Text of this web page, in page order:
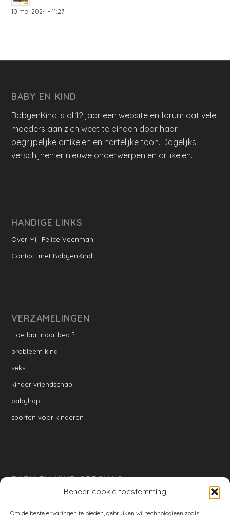
Beheer cookie toestemming
Om de beste ervaringen te bieden, gebruiken wij technologieën zoals
10 mei 2024 - 11:27
BABY EN KIND
BabyenKind is al 12 jaar een website en forum dat vele
moeders aan zich weet te binden door haar
begrijpelijke artikelen en hartelijke toon. Dagelijks
verschijnen er nieuwe onderwerpen en artikelen.
HANDIGE LINKS
Over Mij: Felice Veenman
Contact met BabyenKind
VERZAMELINGEN
Hoe laat naar bed ?
probleem kind
seks
kinder vriendschap
babyhap
sporten voor kinderen
BABY EN KIND SPECIALS
Ontwikkeling per week